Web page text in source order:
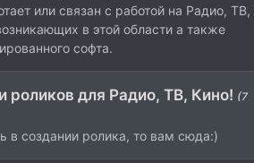
или связан с работой на Радио, ТВ,
в этой области а также
софта.
роликов для Радио, ТВ, Кино! (7
в создании ролика, то вам сюда:)